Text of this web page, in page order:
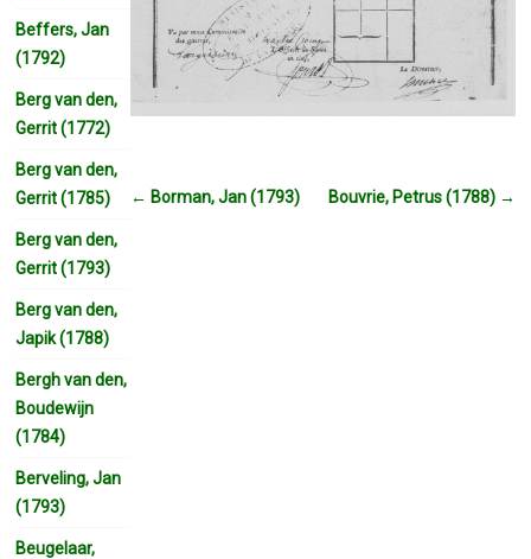
← Borman, Jan (1793) Bouvrie, Petrus (1788) →
Beffers, Jan
(1792)
Berg van den,
Gerrit (1772)
Berg van den,
Gerrit (1785)
Berg van den,
Gerrit (1793)
Berg van den,
Japik (1788)
Bergh van den,
Boudewijn
(1784)
Berveling, Jan
(1793)
Beugelaar,